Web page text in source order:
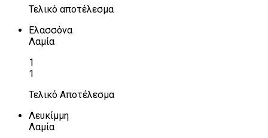
Τελικό αποτέλεσμα
Ελασσόνα
Λαμία
1
1
Τελικό Αποτέλεσμα
Λευκίμμη
Λαμία